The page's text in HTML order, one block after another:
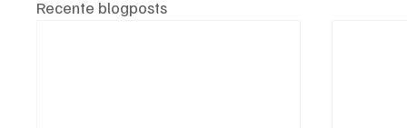
Recente blogposts